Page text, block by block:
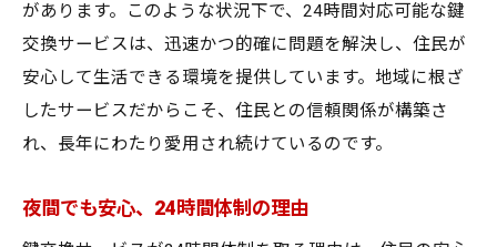
があります。このような状況下で、24時間対応可能な鍵
交換サービスは、迅速かつ的確に問題を解決し、住民が
安心して生活できる環境を提供しています。地域に根ざ
したサービスだからこそ、住民との信頼関係が構築さ
れ、長年にわたり愛用され続けているのです。
夜間でも安心、24時間体制の理由